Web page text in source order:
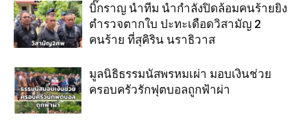
บิ๊กราญ นำทีม นำกำลังปิดล้อมคนร้ายยิง
ตำรวจตากใบ ปะทะเดือดวิสามัญ 2
คนร้าย ที่สุคิริน นราธิวาส
มูลนิธิธรรมนัสพรหมเผ่า มอบเงินช่วย
ครอบครัวรักฟุตบอลถูกฟ้าผ่า